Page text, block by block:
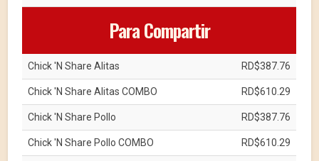
Para Compartir
Chick 'N Share Alitas RD$387.76
Chick 'N Share Alitas COMBO RD$610.29
Chick 'N Share Pollo RD$387.76
Chick 'N Share Pollo COMBO RD$610.29